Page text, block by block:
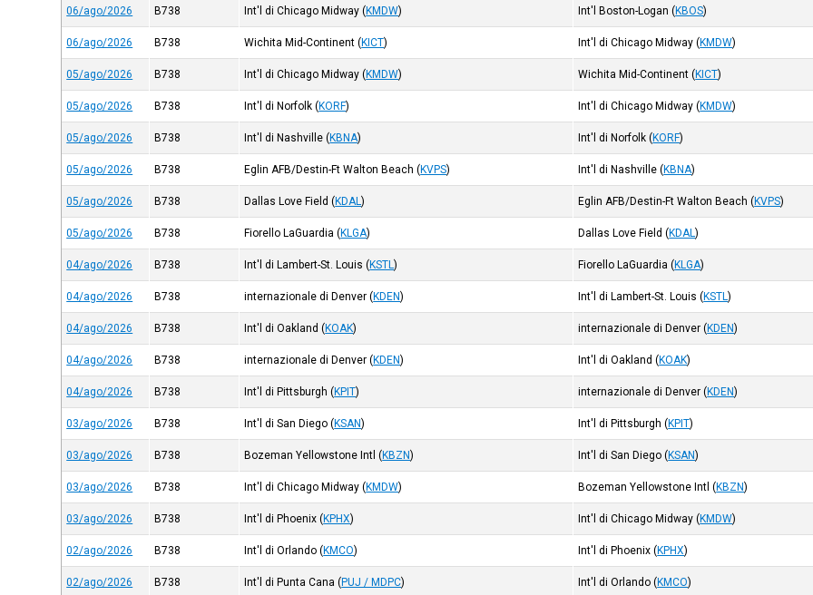
06/ago/2026 B738 Int'l di Chicago Midway (KMDW) Int'l Boston-Logan (KBOS)
06/ago/2026 B738 Wichita Mid-Continent (KICT) Int'l di Chicago Midway (KMDW)
05/ago/2026 B738 Int'l di Chicago Midway (KMDW) Wichita Mid-Continent (KICT)
05/ago/2026 B738 Int'l di Norfolk (KORF) Int'l di Chicago Midway (KMDW)
05/ago/2026 B738 Int'l di Nashville (KBNA) Int'l di Norfolk (KORF)
05/ago/2026 B738 Eglin AFB/Destin-Ft Walton Beach (KVPS) Int'l di Nashville (KBNA)
05/ago/2026 B738 Dallas Love Field (KDAL) Eglin AFB/Destin-Ft Walton Beach (KVPS)
05/ago/2026 B738 Fiorello LaGuardia (KLGA) Dallas Love Field (KDAL)
04/ago/2026 B738 Int'l di Lambert-St. Louis (KSTL) Fiorello LaGuardia (KLGA)
04/ago/2026 B738 internazionale di Denver (KDEN) Int'l di Lambert-St. Louis (KSTL)
04/ago/2026 B738 Int'l di Oakland (KOAK) internazionale di Denver (KDEN)
04/ago/2026 B738 internazionale di Denver (KDEN) Int'l di Oakland (KOAK)
04/ago/2026 B738 Int'l di Pittsburgh (KPIT) internazionale di Denver (KDEN)
03/ago/2026 B738 Int'l di San Diego (KSAN) Int'l di Pittsburgh (KPIT)
03/ago/2026 B738 Bozeman Yellowstone Intl (KBZN) Int'l di San Diego (KSAN)
03/ago/2026 B738 Int'l di Chicago Midway (KMDW) Bozeman Yellowstone Intl (KBZN)
03/ago/2026 B738 Int'l di Phoenix (KPHX) Int'l di Chicago Midway (KMDW)
02/ago/2026 B738 Int'l di Orlando (KMCO) Int'l di Phoenix (KPHX)
02/ago/2026 B738 Int'l di Punta Cana (PUJ / MDPC) Int'l di Orlando (KMCO)